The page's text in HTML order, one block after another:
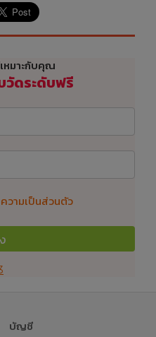
หมาะกับคุณ
ดระดับฟรี
วามเป็นส่วนตัว
บัญชี